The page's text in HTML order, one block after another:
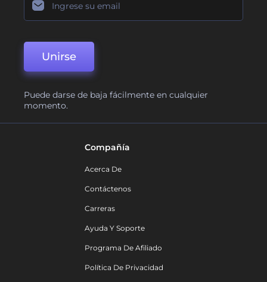
Unirse
Puede darse de baja fácilmente en cualquier
momento.
Compañía
Acerca De
Contáctenos
Carreras
Ayuda Y Soporte
Programa De Afiliado
Política De Privacidad